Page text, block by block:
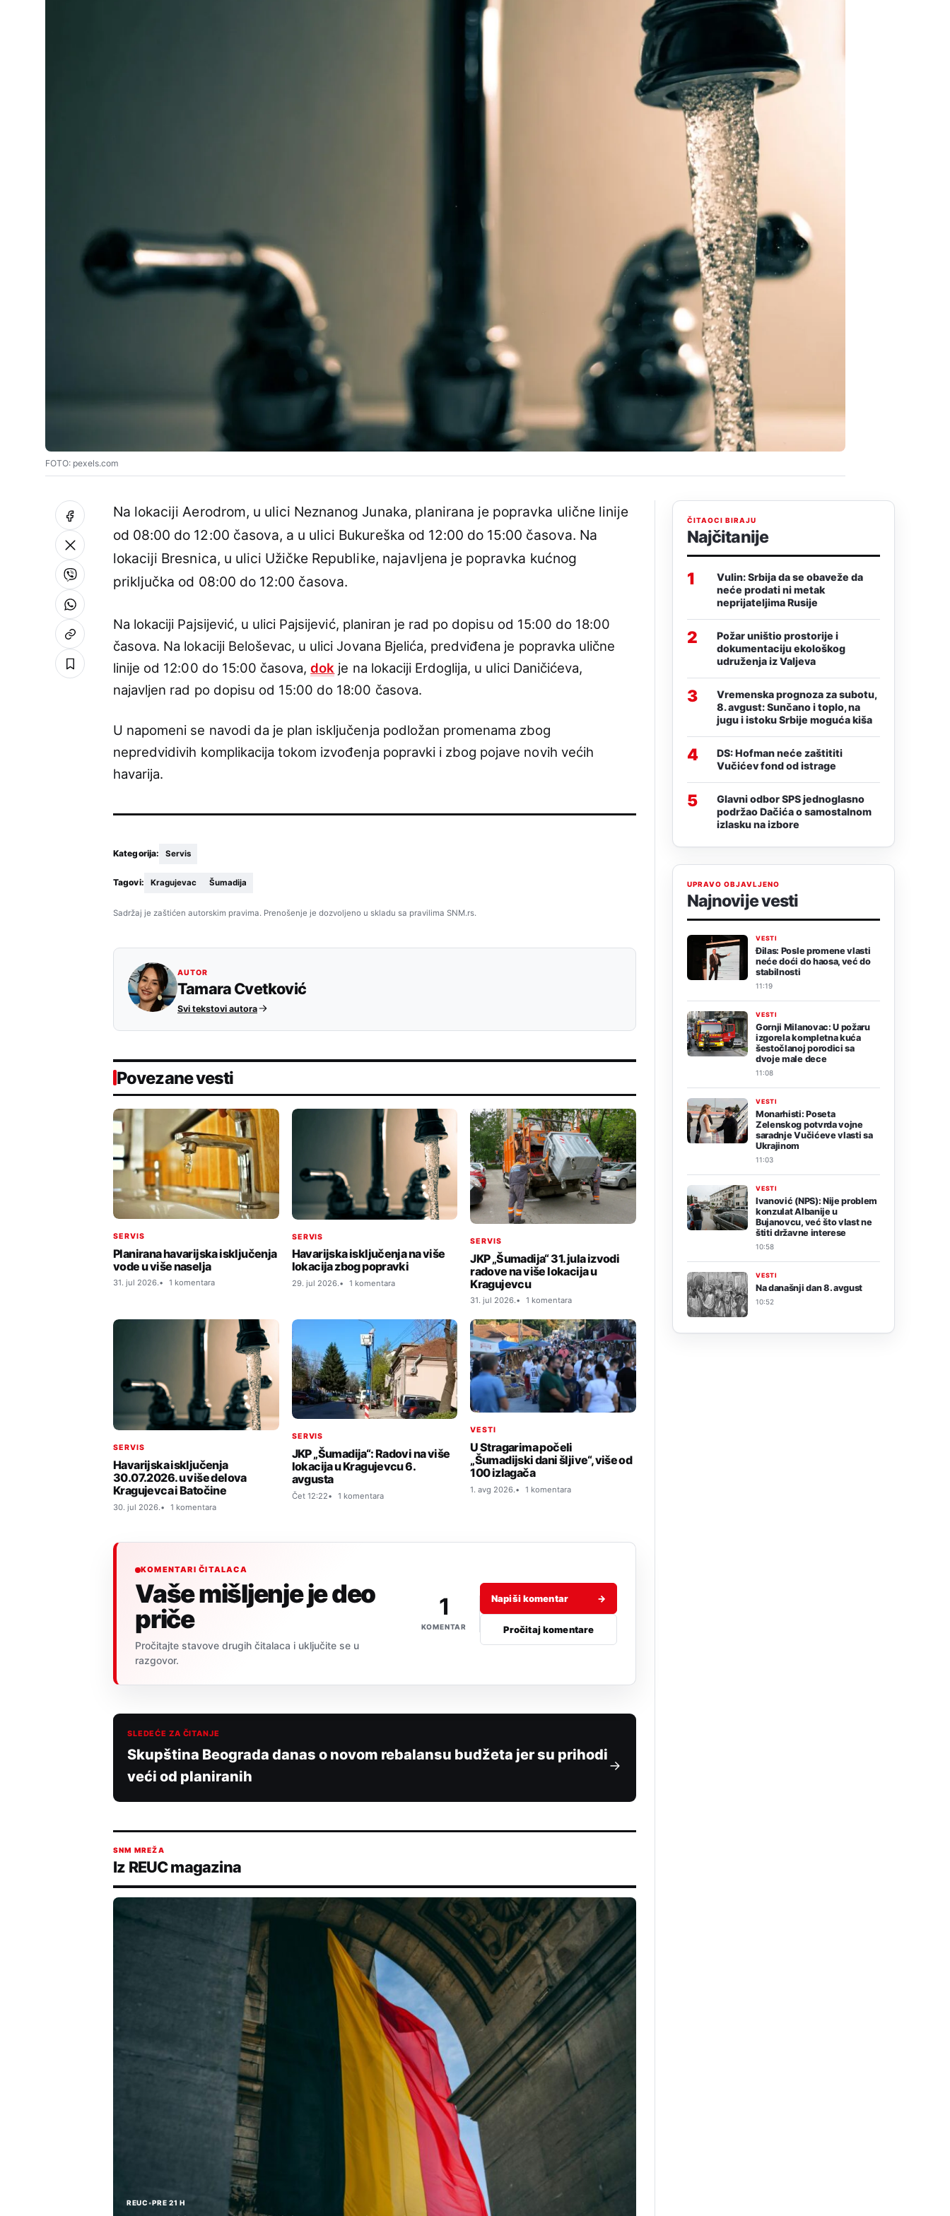
FOTO: pexels.com
Na lokaciji Aerodrom, u ulici Neznanog Junaka, planirana je popravka ulične linije
od 08:00 do 12:00 časova, a u ulici Bukureška od 12:00 do 15:00 časova. Na
lokaciji Bresnica, u ulici Užičke Republike, najavljena je popravka kućnog
priključka od 08:00 do 12:00 časova.
Na lokaciji Pajsijević, u ulici Pajsijević, planiran je rad po dopisu od 15:00 do 18:00
časova. Na lokaciji Beloševac, u ulici Jovana Bjelića, predviđena je popravka ulične
linije od 12:00 do 15:00 časova,dok je na lokaciji Erdoglija, u ulici Daničićeva,
najavljen rad po dopisu od 15:00 do 18:00 časova.
U napomeni se navodi da je plan isključenja podložan promenama zbog
nepredvidivih komplikacija tokom izvođenja popravki i zbog pojave novih većih
havarija.
Kategorija: Servis
Tagovi: Kragujevac Šumadija
Sadržaj je zaštićen autorskim pravima. Prenošenje je dozvoljeno u skladu sa pravilima SNM.rs.
AUTOR
Tamara Cvetković
Svi tekstovi autora
Povezane vesti
SERVIS
Planirana havarijska isključenja
vode u više naselja
31. jul 2026. 1 komentara
SERVIS
Havarijska isključenja na više
lokacija zbog popravki
29. jul 2026. 1 komentara
SERVIS
JKP „Šumadija“ 31. jula izvodi
radove na više lokacija u
Kragujevcu
31. jul 2026. 1 komentara
SERVIS
Havarijska isključenja
30.07.2026. u više delova
Kragujevca i Batočine
30. jul 2026. 1 komentara
SERVIS
JKP „Šumadija“: Radovi na više
lokacija u Kragujevcu 6.
avgusta
Čet 12:22 1 komentara
VESTI
U Stragarima počeli
„Šumadijski dani šljive“, više od
100 izlagača
1. avg 2026. 1 komentara
KOMENTARI ČITALACA
Vaše mišljenje je deo
priče
Pročitajte stavove drugih čitalaca i uključite se u
razgovor.
1
KOMENTAR
Napiši komentar →
Pročitaj komentare
SLEDEĆE ZA ČITANJE
Skupština Beograda danas o novom rebalansu budžeta jer su prihodi
veći od planiranih
SNM MREŽA
Iz REUC magazina
REUC•PRE 21 H
ČITAOCI BIRAJU
Najčitanije
1
Vulin: Srbija da se obaveže da
neće prodati ni metak
neprijateljima Rusije
2
Požar uništio prostorije i
dokumentaciju ekološkog
udruženja iz Valjeva
3
Vremenska prognoza za subotu,
8. avgust: Sunčano i toplo, na
jugu i istoku Srbije moguća kiša
4
DS: Hofman neće zaštititi
Vučićev fond od istrage
5
Glavni odbor SPS jednoglasno
podržao Dačića o samostalnom
izlasku na izbore
UPRAVO OBJAVLJENO
Najnovije vesti
VESTI
Đilas: Posle promene vlasti
neće doći do haosa, već do
stabilnosti
11:19
VESTI
Gornji Milanovac: U požaru
izgorela kompletna kuća
šestočlanoj porodici sa
dvoje male dece
11:08
VESTI
Monarhisti: Poseta
Zelenskog potvrda vojne
saradnje Vučićeve vlasti sa
Ukrajinom
11:03
VESTI
Ivanović (NPS): Nije problem
konzulat Albanije u
Bujanovcu, već što vlast ne
štiti državne interese
10:58
VESTI
Na današnji dan 8. avgust
10:52